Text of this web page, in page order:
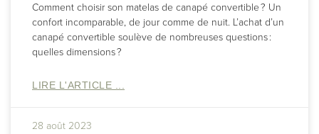
Comment choisir son matelas de canapé convertible ? Un
confort incomparable, de jour comme de nuit. L’achat d’un
canapé convertible soulève de nombreuses questions :
quelles dimensions ?
LIRE L'ARTICLE ...
28 août 2023